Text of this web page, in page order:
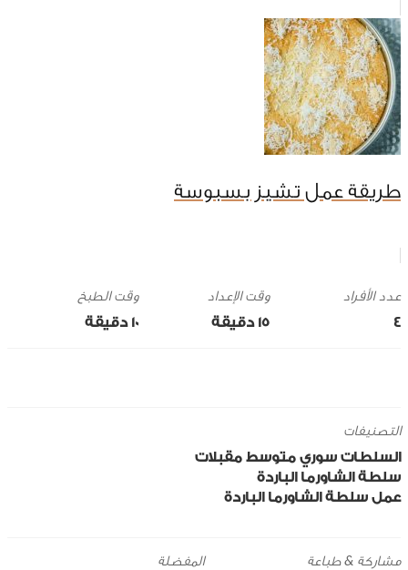
طريقة عمل تشيز بسبوسة
4
وقت الإعداد
15 ‎دقيقة
وقت الطبخ
10 ‎دقيقة
التصنيفات
السلطات سوري متوسط مقبلات
سلطة الشاورما الباردة
عمل سلطة الشاورما الباردة
مشاركة & طباعة المفضلة